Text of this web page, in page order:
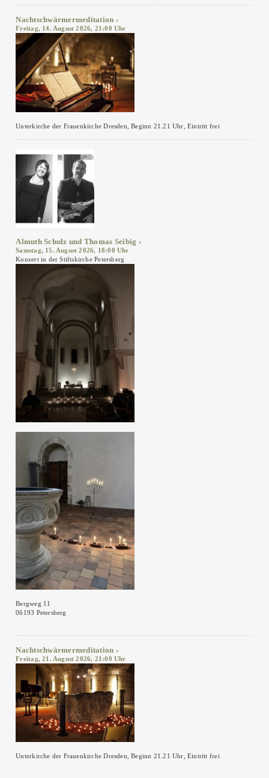
Nachtschwärmermeditation
Freitag, 14. August 2026, 21:00 Uhr
Unterkirche der Frauenkirche Dresden, Beginn 21.21 Uhr, Eintritt frei
Almuth Schulz und Thomas Seibig
Samstag, 15. August 2026, 18:00 Uhr
Konzert in der Stiftskirche Petersberg
Bergweg 11
06193 Petersberg
Nachtschwärmermeditation
Freitag, 21. August 2026, 21:00 Uhr
Unterkirche der Frauenkirche Dresden, Beginn 21.21 Uhr, Eintritt frei